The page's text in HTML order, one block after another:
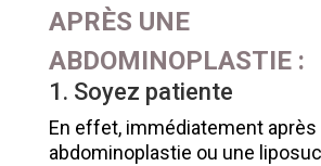
APRÈS UNE
ABDOMINOPLASTIE :
1. Soyez patiente
En effet, immédiatement après
abdominoplastie ou une